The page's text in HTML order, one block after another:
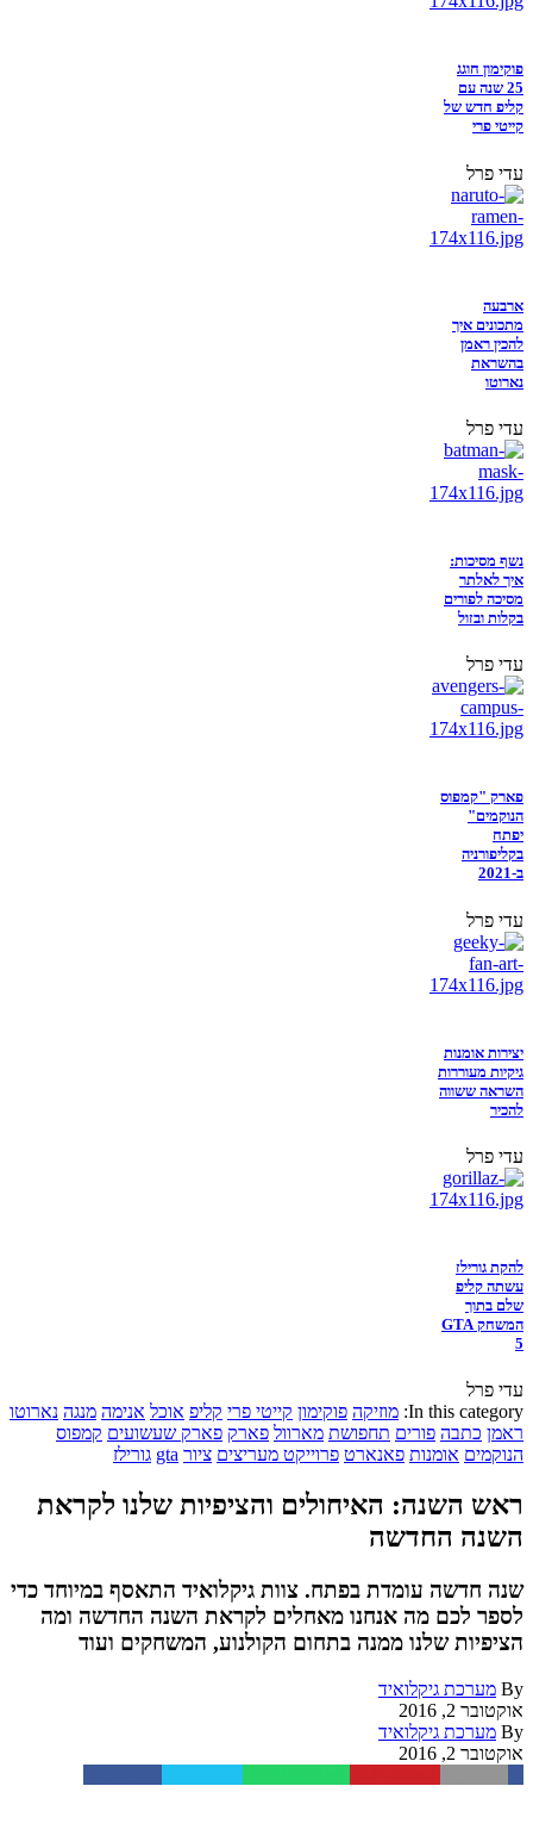
פוקימון חוגג
25 שנה עם
קליפ חדש של
קייטי פרי
עדי פרל
ארבעה
מתכונים איך
להכין ראמן
בהשראת
נארוטו
עדי פרל
נשף מסיכות:
איך לאלתר
מסיכה לפורים
בקלות ובזול
עדי פרל
פארק "קמפוס
הנוקמים"
יפתח
בקליפורניה
ב-2021
עדי פרל
יצירות אומנות
גיקיות מעוררות
השראה ששווה
להכיר
עדי פרל
להקת גורילז
עשתה קליפ
שלם בתוך
המשחק GTA
5
עדי פרל
In this category: מוזיקה פוקימון קייטי פרי קליפ אוכל אנימה מנגה נארוטו
ראמן כתבה פורים תחפושת מארוול פארק פארק שעשועים קמפוס
הנוקמים אומנות פאנארט פרוייקט מעריצים ציור gta גורילז
ראש השנה: האיחולים והציפיות שלנו לקראת
השנה החדשה
שנה חדשה עומדת בפתח. צוות גיקלואיד התאסף במיוחד כדי
לספר לכם מה אנחנו מאחלים לקראת השנה החדשה ומה
הציפיות שלנו ממנה בתחום הקולנוע, המשחקים ועוד
By מערכת גיקלואיד
אוקטובר 2, 2016
By מערכת גיקלואיד
אוקטובר 2, 2016